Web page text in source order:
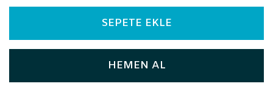
SEPETE EKLE
HEMEN AL